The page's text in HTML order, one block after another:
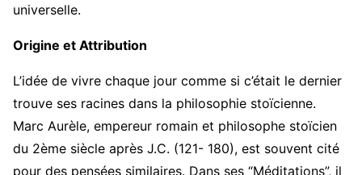
universelle.
Origine et Attribution
L’idée de vivre chaque jour comme si c’était le dernier
trouve ses racines dans la philosophie stoïcienne.
Marc Aurèle, empereur romain et philosophe stoïcien
du 2ème siècle après J.C. (121- 180), est souvent cité
pour des pensées similaires. Dans ses “Méditations”, il